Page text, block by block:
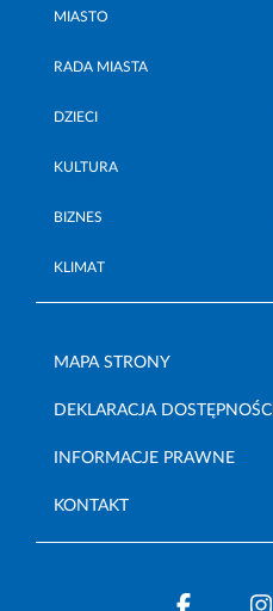
MIASTO
RADA MIASTA
DZIECI
KULTURA
BIZNES
KLIMAT
MAPA STRONY
DEKLARACJA DOSTĘPNOŚCI
INFORMACJE PRAWNE
KONTAKT